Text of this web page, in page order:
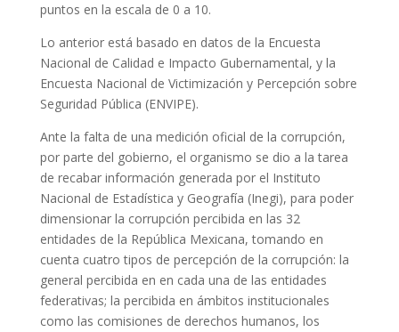
puntos en la escala de 0 a 10.
Lo anterior está basado en datos de la Encuesta
Nacional de Calidad e Impacto Gubernamental, y la
Encuesta Nacional de Victimización y Percepción sobre
Seguridad Pública (ENVIPE).
Ante la falta de una medición oficial de la corrupción,
por parte del gobierno, el organismo se dio a la tarea
de recabar información generada por el Instituto
Nacional de Estadística y Geografía (Inegi), para poder
dimensionar la corrupción percibida en las 32
entidades de la República Mexicana, tomando en
cuenta cuatro tipos de percepción de la corrupción: la
general percibida en en cada una de las entidades
federativas; la percibida en ámbitos institucionales
como las comisiones de derechos humanos, los